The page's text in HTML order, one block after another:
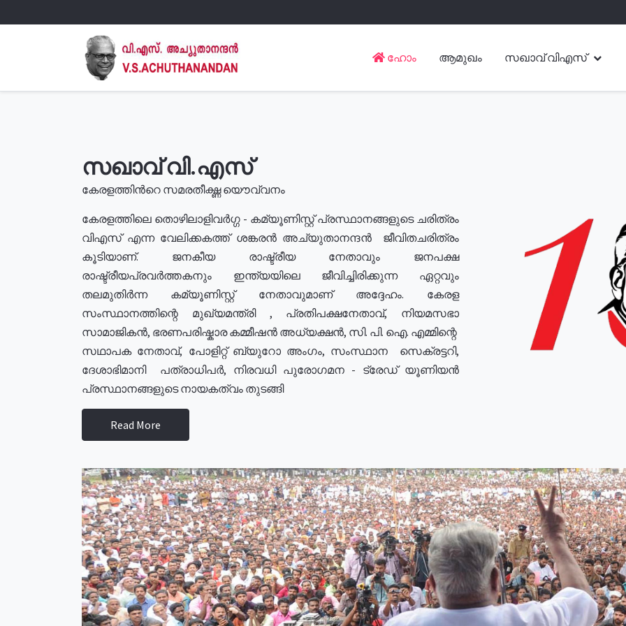
ഹോം ആമുഖം സഖാവ് വിഎസ്
സഖാവ് വി.എസ്
കേരളത്തിൻറെ സമരതീക്ഷ്ണ യൌവ്വനം
കേരളത്തിലെ തൊഴിലാളിവർഗ്ഗ - കമ്യൂണിസ്റ്റ് പ്രസ്ഥാനങ്ങളുടെ ചരിത്രം
വിഎസ് എന്ന വേലിക്കകത്ത് ശങ്കരൻ അച്യുതാനന്ദൻ ജീവിതചരിത്രം
കൂടിയാണ്. ജനകീയ രാഷ്ട്രീയ നേതാവും ജനപക്ഷ
രാഷ്ട്രീയപ്രവർത്തകനും ഇന്ത്യയിലെ ജീവിച്ചിരിക്കുന്ന ഏറ്റവും
തലമുതിർന്ന കമ്യൂണിസ്റ്റ് നേതാവുമാണ് അദ്ദേഹം. കേരള
സംസ്ഥാനത്തിന്റെ മുഖ്യമന്ത്രി , പ്രതിപക്ഷനേതാവ്, നിയമസഭാ
സാമാജികൻ, ഭരണപരിഷ്കാര കമ്മീഷൻ അധ്യക്ഷൻ, സി. പി. ഐ. എമ്മിന്റെ
സഥാപക നേതാവ്, പോളിറ്റ് ബ്യുറോ അംഗം, സംസ്ഥാന സെക്രട്ടറി,
ദേശാഭിമാനി പത്രാധിപർ, നിരവധി പുരോഗമന - ട്രേഡ് യൂണിയൻ
പ്രസ്ഥാനങ്ങളുടെ നായകത്വം തുടങ്ങി
Read More